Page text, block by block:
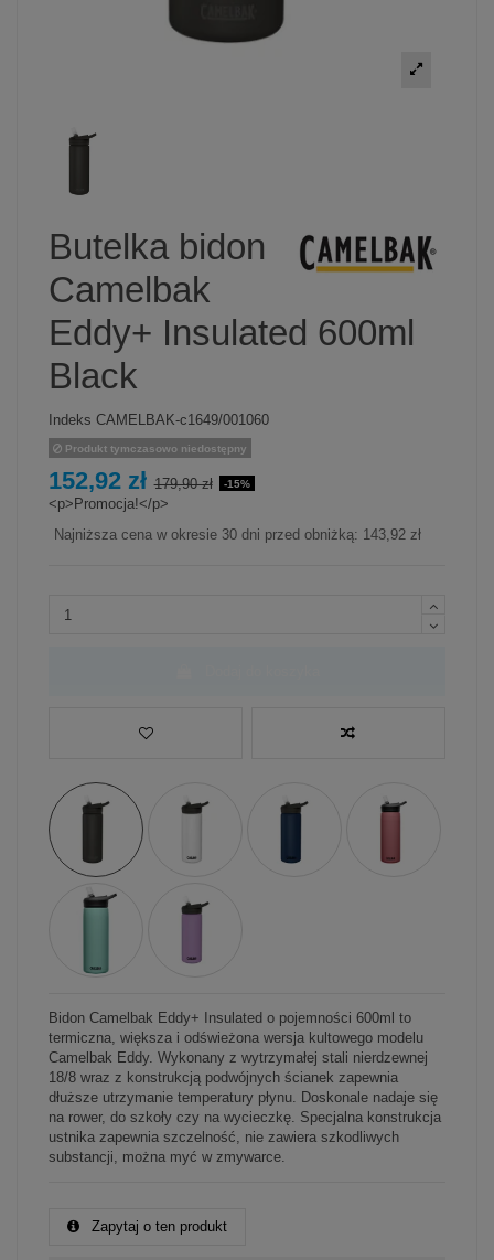
Butelka bidon
Camelbak
Eddy+ Insulated 600ml
Black
Indeks CAMELBAK-c1649/001060
Produkt tymczasowo niedostępny
152,92 zł 179,90 zł -15%
<p>Promocja!</p>
Najniższa cena w okresie 30 dni przed obniżką: 143,92 zł
Bidon Camelbak Eddy+ Insulated o pojemności 600ml to
termiczna, większa i odświeżona wersja kultowego modelu
Camelbak Eddy. Wykonany z wytrzymałej stali nierdzewnej
18/8 wraz z konstrukcją podwójnych ścianek zapewnia
dłuższe utrzymanie temperatury płynu. Doskonale nadaje się
na rower, do szkoły czy na wycieczkę. Specjalna konstrukcja
ustnika zapewnia szczelność, nie zawiera szkodliwych
substancji, można myć w zmywarce.
Zapytaj o ten produkt